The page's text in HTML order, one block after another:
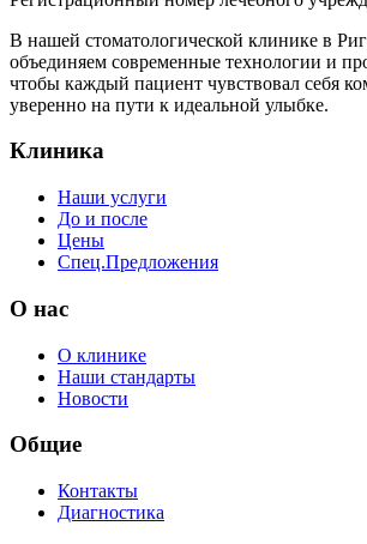
В нашей стоматологической клинике в
объединяем современные технологии и
чтобы каждый пациент чувствовал себя
уверенно на пути к идеальной улыбке.
Клиника
Наши услуги
До и после
Цены
Спец.Предложения
O нас
О клинике
Наши стандарты
Новости
Общие
Контакты
Диагностика